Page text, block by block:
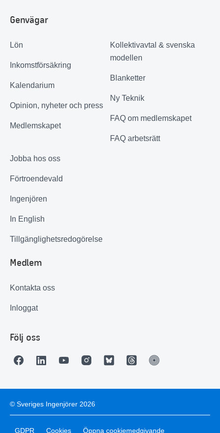
Genvägar
Lön
Inkomstförsäkring
Kalendarium
Opinion, nyheter och press
Medlemskapet
Kollektivavtal & svenska
modellen
Blanketter
Ny Teknik
FAQ om medlemskapet
FAQ arbetsrätt
Jobba hos oss
Förtroendevald
Ingenjören
In English
Tillgänglighetsredogörelse
Medlem
Kontakta oss
Inloggat
Följ oss
© Sveriges Ingenjörer 2026
GDPR Cookies Öppna cookiemedgivande